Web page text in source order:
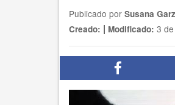
Publicado por Susana
Creado: | Modificado: 3